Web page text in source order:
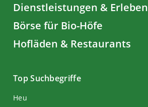
Dienstleistungen & Erleben
Börse für Bio-Höfe
Hofläden & Restaurants
Top Suchbegriffe
Heu